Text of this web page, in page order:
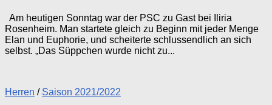
Am heutigen Sonntag war der PSC zu Gast bei Iliria
Rosenheim. Man startete gleich zu Beginn mit jeder Menge
Elan und Euphorie, und scheiterte schlussendlich an sich
selbst. „Das Süppchen wurde nicht zu...
Herren / Saison 2021/2022